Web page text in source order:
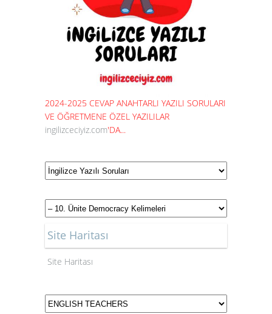
2024-2025 CEVAP ANAHTARLI YAZILI SORULARI
VE ÖĞRETMENE ÖZEL YAZILILAR
ingilizceciyiz.com'DA...
Site Haritası
Site Haritası